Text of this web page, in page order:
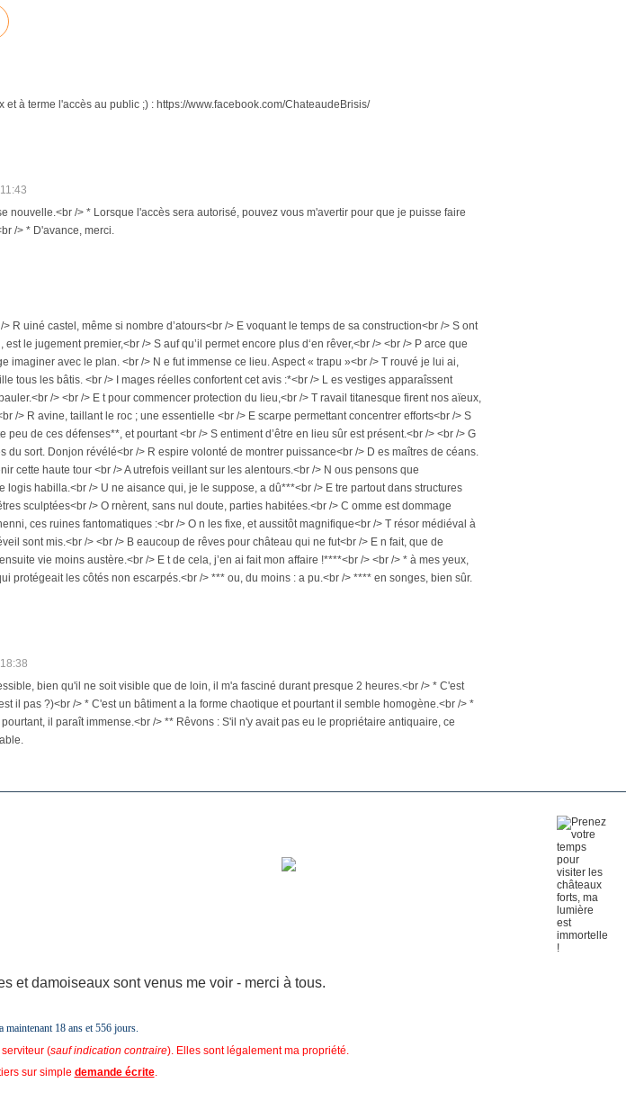
à terme l'accès au public ;) : https://www.facebook.com/ChateaudeBrisis/
nouvelle.<br /> * Lorsque l'accès sera autorisé, pouvez vous m'avertir pour que je puisse faire
/> * D'avance, merci.
R uiné castel, même si nombre d’atours<br /> E voquant le temps de sa construction<br /> S ont
le jugement premier,<br /> S auf qu’il permet encore plus d‘en rêver,<br /> <br /> P arce que
imaginer avec le plan. <br /> N e fut immense ce lieu. Aspect « trapu »<br /> T rouvé je lui ai,
tous les bâtis. <br /> I mages réelles confortent cet avis :*<br /> L es vestiges apparaîssent
/> <br /> E t pour commencer protection du lieu,<br /> T ravail titanesque firent nos aïeux,
/> R avine, taillant le roc ; une essentielle <br /> E scarpe permettant concentrer efforts<br /> S
de ces défenses**, et pourtant <br /> S entiment d’être en lieu sûr est présent.<br /> <br /> G
du sort. Donjon révélé<br /> R espire volonté de montrer puissance<br /> D es maîtres de céans.
cette haute tour <br /> A utrefois veillant sur les alentours.<br /> N ous pensons que
logis habilla.<br /> U ne aisance qui, je le suppose, a dû***<br /> E tre partout dans structures
sculptées<br /> O rnèrent, sans nul doute, parties habitées.<br /> C omme est dommage
ces ruines fantomatiques :<br /> O n les fixe, et aussitôt magnifique<br /> T résor médiéval à
sont mis.<br /> <br /> B eaucoup de rêves pour château qui ne fut<br /> E n fait, que de
vie moins austère.<br /> E t de cela, j’en ai fait mon affaire !****<br /> <br /> * à mes yeux,
protégeait les côtés non escarpés.<br /> *** ou, du moins : a pu.<br /> **** en songes, bien sûr.
bien qu'il ne soit visible que de loin, il m'a fasciné durant presque 2 heures.<br /> * C'est
il pas ?)<br /> * C'est un bâtiment a la forme chaotique et pourtant il semble homogène.<br /> *
il paraît immense.<br /> ** Rêvons : S'il n'y avait pas eu le propriétaire antiquaire, ce
et damoiseaux sont venus me voir - merci à tous.
maintenant 18 ans et 556 jours.
(sauf indication contraire). Elles sont légalement ma propriété.
sur simple demande écrite.